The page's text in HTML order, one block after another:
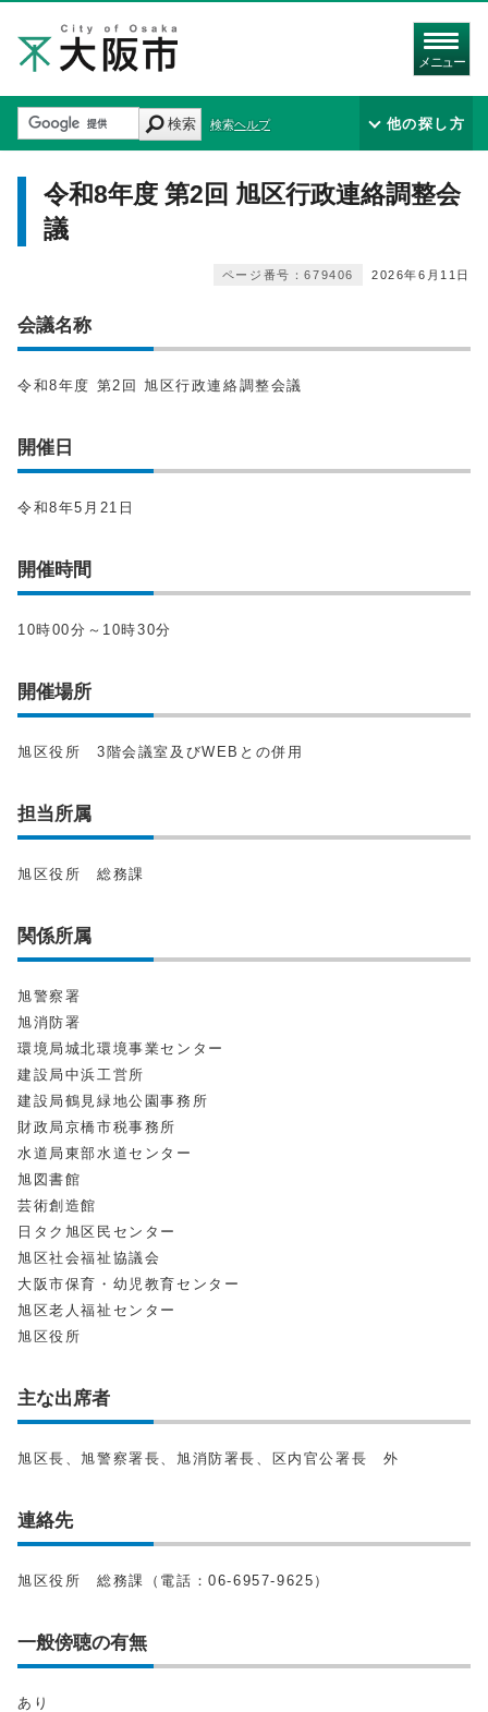
メニュー
検索 検索ヘルプ 他の探し方
令和8年度 第2回 旭区行政連絡調整会
議
2026年6月11日
ページ番号：679406
会議名称
令和8年度 第2回 旭区行政連絡調整会議
開催日
令和8年5月21日
開催時間
10時00分～10時30分
開催場所
旭区役所 3階会議室及びWEBとの併用
担当所属
旭区役所 総務課
関係所属
旭警察署
旭消防署
環境局城北環境事業センター
建設局中浜工営所
建設局鶴見緑地公園事務所
財政局京橋市税事務所
水道局東部水道センター
旭図書館
芸術創造館
日タク旭区民センター
旭区社会福祉協議会
大阪市保育・幼児教育センター
旭区老人福祉センター
旭区役所
主な出席者
旭区長、旭警察署長、旭消防署長、区内官公署長 外
連絡先
旭区役所 総務課（電話：06-6957-9625）
一般傍聴の有無
あり